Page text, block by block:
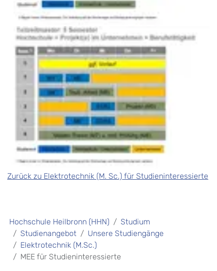
Zurück zu Elektrotechnik (M. Sc.) für Studieninteressierte
Hochschule Heilbronn (HHN)
Studium
Studienangebot
Unsere Studiengänge
Elektrotechnik (M.Sc.)
MEE für Studieninteressierte